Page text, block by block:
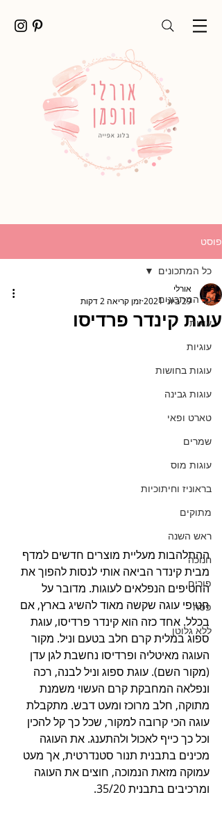
פוסט
כל המתכונים
עוגות
עוגיות
עוגות בחושות
עוגות גבינה
טארט ופאי
שמרים
עוגות מוס
בראוניז וחיתוכיות
מתוקים
ראש השנה
חנוכה
פורים
פסח
ללא גלוטן
כל המתכונים
עוגת קינדר פרדיסו
אורלי
29 ביוני 2021
זמן קריאה 2 דקות
ההתלהבות מעליית מוצרים חדשים למדף
מבית קינדר הביאה אותי לנסות להפוך את
החטיפים הנפלאים לעוגות. מדובר על
חטיפי עוגה שקשה מאוד להשיג בארץ, אם
בכלל. אחד כזה הוא קינדר פרדיסו, עוגת
ספוג במלית קרם חלב בטעם וניל. מקור
העוגה מאיטליה ופרדיסו נחשבת לגן עדן
(מקור השם). עוגת ספוג וניל לבנה, רכה
ונפלאה המחבקת קרם העשוי משמנת
מתוקה, חלב מרוכז ומעט דבש. מתקבלת
עוגה הכי קרובה למקור, שכל כך קל להכין
וכל כך כייף לאכול ולהתענג. את העוגה
מכינים בתבנית תנור סטנדרטית, אך מעט
עמוקה מזאת הנמוכה, חוצים את העוגה
ומרכיבים בתבנית 35/20.